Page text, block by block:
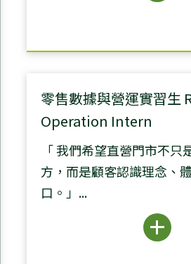
零售數據與營運實習生
Operation Intern
「 我們希望直營門市不只
方，而是顧客認識理念、
口。」...